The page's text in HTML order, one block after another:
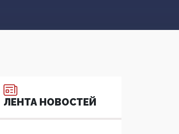
ЛЕНТА НОВОСТЕЙ